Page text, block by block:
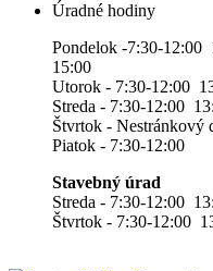
Úradné hodiny
Pondelok -7:30-12:00
15:00
Utorok - 7:30-12:00
Streda - 7:30-12:00
Štvrtok - Nestránkový
Piatok - 7:30-12:00
Stavebný úrad
Streda - 7:30-12:00
Štvrtok - 7:30-12:00